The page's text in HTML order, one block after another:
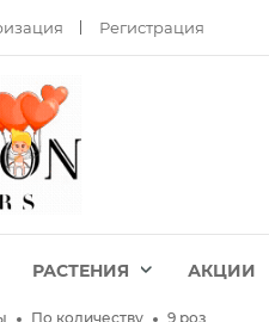
Регистрация
РАСТЕНИЯ АКЦИИ
По количеству 9 роз